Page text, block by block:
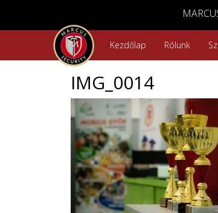
Kezdőlap Rólunk
IMG_0014